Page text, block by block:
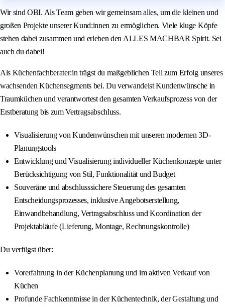
Wir sind OBI. Als Team geben wir gemeinsam alles, um die kleinen und
großen Projekte unserer Kund:innen zu ermöglichen. Viele kluge Köpfe
stehen dabei zusammen und erleben den ALLES MACHBAR Spirit. Sei
auch du dabei!
Als Küchenfachberater:in trägst du maßgeblichen Teil zum Erfolg unseres
wachsenden Küchensegments bei. Du verwandelst Kundenwünsche in
Traumküchen und verantwortest den gesamten Verkaufsprozess von der
Erstberatung bis zum Vertragsabschluss.
Visualisierung von Kundenwünschen mit unseren modernen 3D-
Planungstools
Entwicklung und Visualisierung individueller Küchenkonzepte unter
Berücksichtigung von Stil, Funktionalität und Budget
Souveräne und abschlusssichere Steuerung des gesamten
Entscheidungsprozesses, inklusive Angebotserstellung,
Einwandbehandlung, Vertragsabschluss und Koordination der
Projektabläufe (Lieferung, Montage, Rechnungskontrolle)
Du verfügst über:
Vorerfahrung in der Küchenplanung und im aktiven Verkauf von
Küchen
Profunde Fachkenntnisse in der Küchentechnik, der Gestaltung und